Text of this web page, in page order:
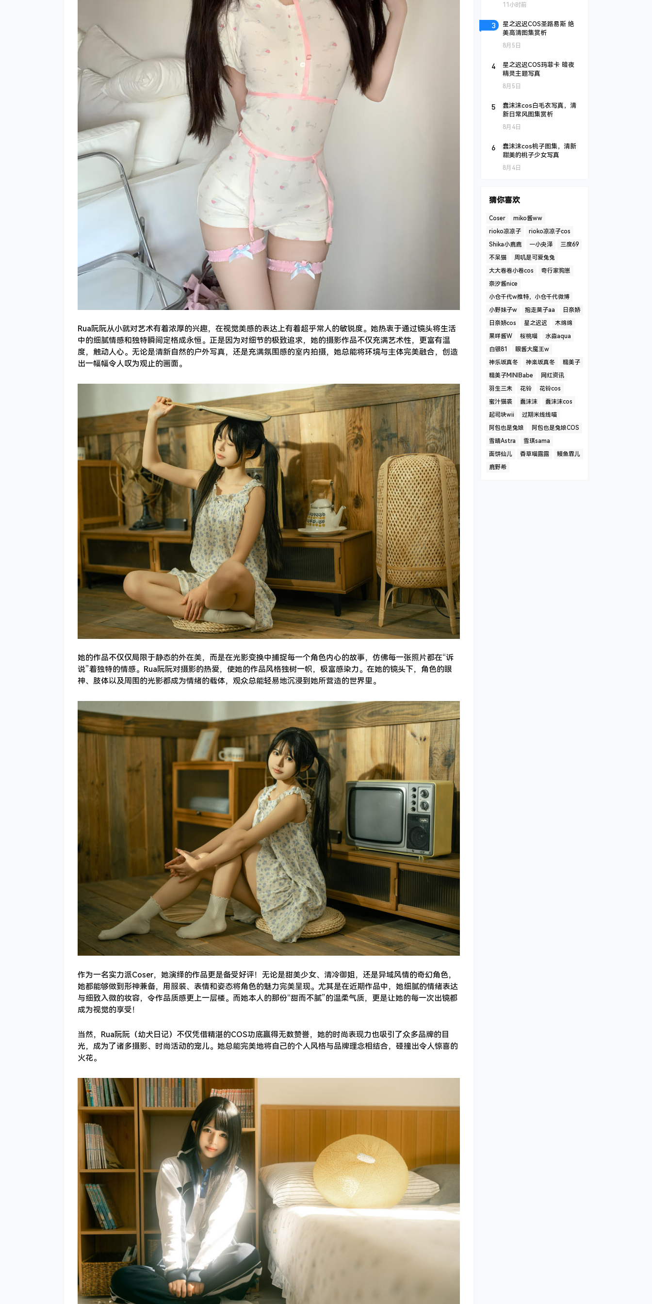
Rua阮阮从小就对艺术有着浓厚的兴趣，在视觉美感的表达上有着超乎常人的敏锐度。她热衷于通过镜头将生活
中的细腻情感和独特瞬间定格成永恒。正是因为对细节的极致追求，她的摄影作品不仅充满艺术性，更富有温
度，触动人心。无论是清新自然的户外写真，还是充满氛围感的室内拍摄，她总能将环境与主体完美融合，创造
出一幅幅令人叹为观止的画面。
她的作品不仅仅局限于静态的外在美，而是在光影变换中捕捉每一个角色内心的故事，仿佛每一张照片都在“诉
说”着独特的情感。Rua阮阮对摄影的热爱，使她的作品风格独树一帜，极富感染力。在她的镜头下，角色的眼
神、肢体以及周围的光影都成为情绪的载体，观众总能轻易地沉浸到她所营造的世界里。
作为一名实力派Coser，她演绎的作品更是备受好评！无论是甜美少女、清冷御姐，还是异域风情的奇幻角色，
她都能够做到形神兼备，用服装、表情和姿态将角色的魅力完美呈现。尤其是在近期作品中，她细腻的情绪表达
与细致入微的妆容，令作品质感更上一层楼。而她本人的那份“甜而不腻”的温柔气质，更是让她的每一次出镜都
成为视觉的享受！
当然，Rua阮阮（幼犬日记）不仅凭借精湛的COS功底赢得无数赞誉，她的时尚表现力也吸引了众多品牌的目
光，成为了诸多摄影、时尚活动的宠儿。她总能完美地将自己的个人风格与品牌理念相结合，碰撞出令人惊喜的
火花。
11小时前
3
星之迟迟COS圣路易斯 绝
美高清图集赏析
8月5日
4
星之迟迟COS玛菲卡 暗夜
精灵主题写真
8月5日
5
蠢沫沫cos白毛衣写真，清
新日常风图集赏析
8月4日
6
蠢沫沫cos桃子图集，清新
甜美的桃子少女写真
8月4日
猜你喜欢
Coser
miko酱ww
rioko凉凉子
rioko凉凉子cos
Shika小鹿鹿
一小央泽
三度69
不呆猫
周叽是可爱兔兔
大大卷卷小卷cos
奇行家狗崽
奈汐酱nice
小仓千代w推特，小仓千代微博
小野妹子w
抱走莫子aa
日奈娇
日奈娇cos
星之迟迟
木绵绵
果咩酱W
桜桃喵
水淼aqua
白银81
眼酱大魔王w
神乐坂真冬
神楽坂真冬
糯美子
糯美子MINIBabe
网红资讯
羽生三未
花铃
花铃cos
蜜汁猫裘
蠢沫沫
蠢沫沫cos
起司块wii
过期米线线喵
阿包也是兔娘
阿包也是兔娘COS
雪晴Astra
雪琪sama
面饼仙儿
香草喵露露
鳗鱼霏儿
鹿野希